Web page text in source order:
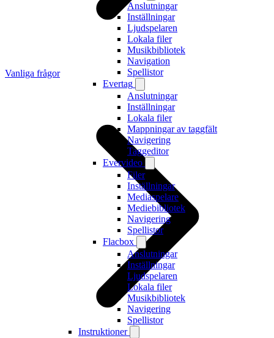
Anslutningar
Inställningar
Ljudspelaren
Lokala filer
Musikbibliotek
Navigation
Spellistor
Evertag
Anslutningar
Inställningar
Lokala filer
Mappningar av taggfält
Navigering
Taggeditor
Evervideo
Filer
Inställningar
Mediaspelare
Mediebibliotek
Navigering
Spellistor
Flacbox
Anslutningar
Inställningar
Ljudspelaren
Lokala filer
Musikbibliotek
Navigering
Spellistor
Instruktioner
Vanliga frågor